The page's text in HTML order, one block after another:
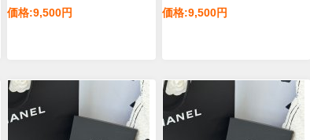
ズ:12.5x8.5x2.5cm
価格:9,500円
ズ:12.5x8.5x2.5cm
価格:9,500円